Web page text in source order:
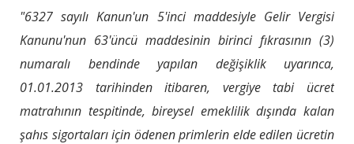
"6327 sayılı Kanun'un 5'inci maddesiyle Gelir Vergisi
Kanunu'nun 63'üncü maddesinin birinci fıkrasının (3)
numaralı bendinde yapılan değişiklik uyarınca,
01.01.2013 tarihinden itibaren, vergiye tabi ücret
matrahının tespitinde, bireysel emeklilik dışında kalan
şahıs sigortaları için ödenen primlerin elde edilen ücretin